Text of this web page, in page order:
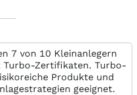
7 von 10 Kleinanlegern
Turbo-Zertifikaten. Turbo-
Produkte und
geeignet.